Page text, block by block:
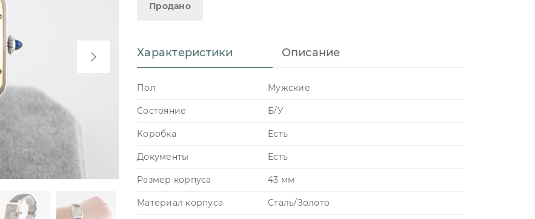
Продано
Характеристики Описание
Пол Мужские
Состояние Б/У
Коробка Есть
Документы Есть
Размер корпуса 43 мм
Материал корпуса Сталь/Золото